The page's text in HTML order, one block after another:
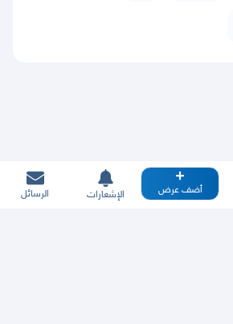
أضف عرض الإشعارات الرسائل